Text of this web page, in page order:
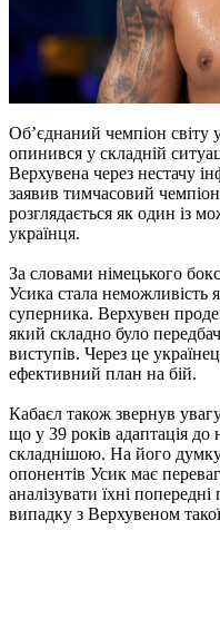
Об’єднаний чемпіон світу
опинився у складній
Верхувена через нестачу
заявив тимчасовий
розглядається як один із
українця.
За словами німецького
Усика стала неможливість
суперника. Верхувен
який складно було
виступів. Через це
ефективний план на бій.
Кабаєл також звернув
що у 39 років адаптація до
складнішою. На його
опонентів Усик має
аналізувати їхні
випадку з Верхувеном